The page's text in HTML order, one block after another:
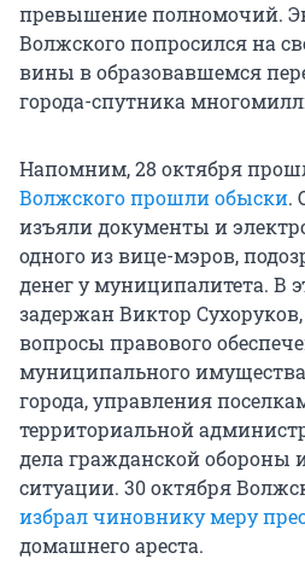
превышение полномочий.
Волжского попросился на
вины в образовавшемся
города-спутника
Напомним, 28 октября
Волжского прошли обыски.
изъяли документы и
одного из вице-мэров,
денег у муниципалитета. В
задержан Виктор
вопросы правового
муниципального
города, управления
территориальной
дела гражданской обороны
ситуации. 30 октября
избрал чиновнику меру
домашнего ареста.